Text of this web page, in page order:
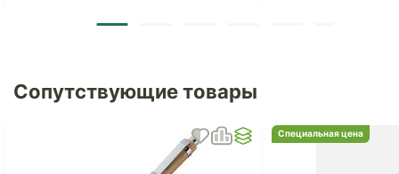
Сопутствующие товары
Специальная цена